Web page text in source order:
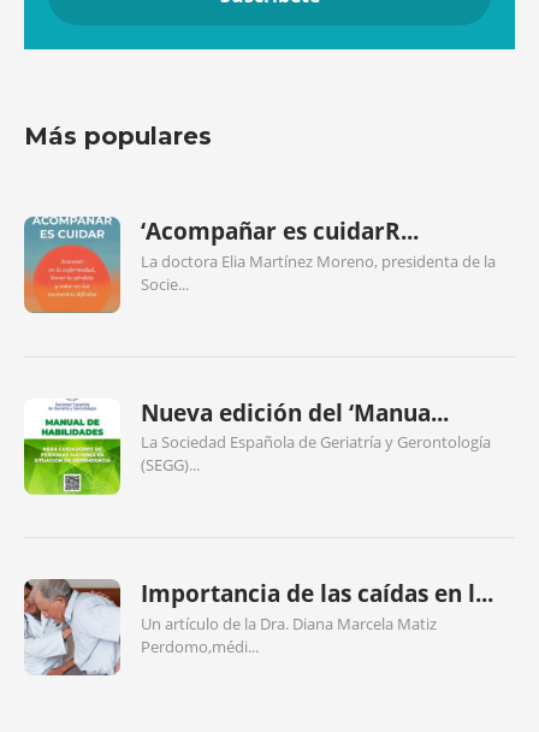
Más populares
‘Acompañar es cuidarR...
La doctora Elia Martínez Moreno, presidenta de la
Socie...
Nueva edición del ‘Manua...
La Sociedad Española de Geriatría y Gerontología
(SEGG)...
Importancia de las caídas en l...
Un artículo de la Dra. Diana Marcela Matiz
Perdomo,médi...